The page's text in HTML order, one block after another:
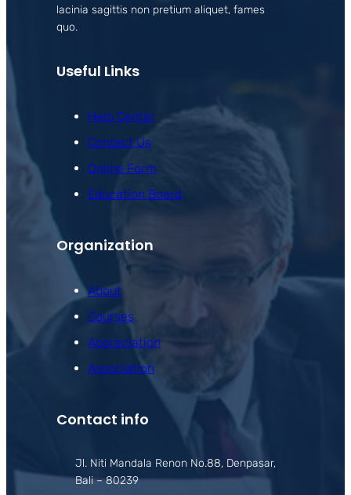
lacinia sagittis non pretium aliquet, fames
quo.
Useful Links
Help Center
Contact Us
Online Form
Education Board
Organization
About
Courses
Appreciation
Association
Contact info
Jl. Niti Mandala Renon No.88, Denpasar,
Bali – 80239